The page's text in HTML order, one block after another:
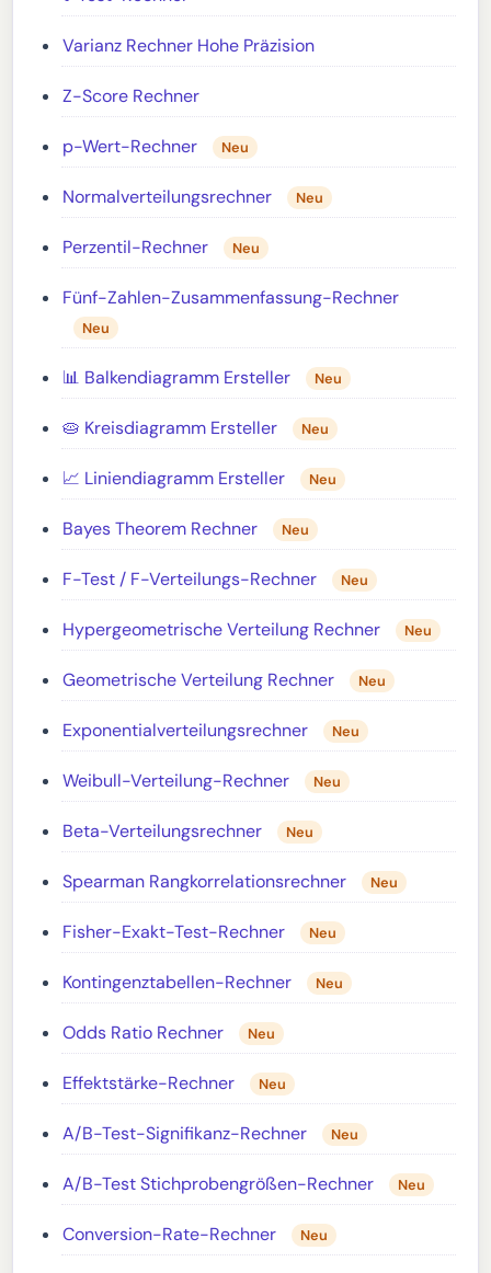
Varianz Rechner Hohe Präzision
Z-Score Rechner
p-Wert-Rechner Neu
Normalverteilungsrechner Neu
Perzentil-Rechner Neu
Fünf-Zahlen-Zusammenfassung-Rechner
Neu
📊 Balkendiagramm Ersteller Neu
🥧 Kreisdiagramm Ersteller Neu
📈 Liniendiagramm Ersteller Neu
Bayes Theorem Rechner Neu
F-Test / F-Verteilungs-Rechner Neu
Hypergeometrische Verteilung Rechner Neu
Geometrische Verteilung Rechner Neu
Exponentialverteilungsrechner Neu
Weibull-Verteilung-Rechner Neu
Beta-Verteilungsrechner Neu
Spearman Rangkorrelationsrechner Neu
Fisher-Exakt-Test-Rechner Neu
Kontingenztabellen-Rechner Neu
Odds Ratio Rechner Neu
Effektstärke-Rechner Neu
A/B-Test-Signifikanz-Rechner Neu
A/B-Test Stichprobengrößen-Rechner Neu
Conversion-Rate-Rechner Neu